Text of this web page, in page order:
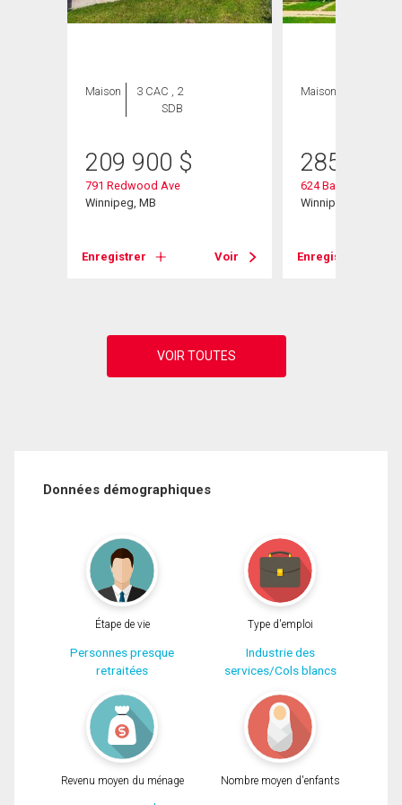
Maison
3 CAC , 2
SDB
209 900 $
791 Redwood Ave
Winnipeg, MB
Enregistrer Voir
Maison
285 000
624 Bannerman Ave
Winnipeg, MB
Enregistrer
Données démographiques
Étape de vie
Personnes presque
retraitées
Type d'emploi
Industrie des
services/Cols blancs
Revenu moyen du ménage Nombre moyen d'enfants